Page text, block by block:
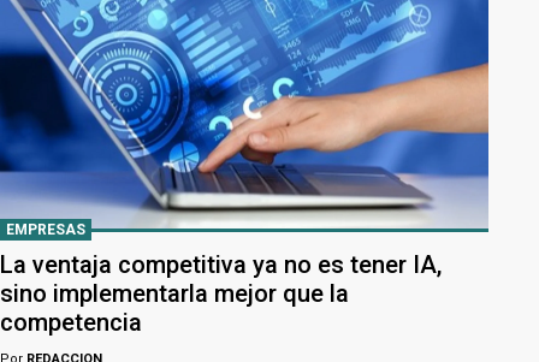
EMPRESAS
La ventaja competitiva ya no es tener IA,
sino implementarla mejor que la
competencia
Por REDACCION